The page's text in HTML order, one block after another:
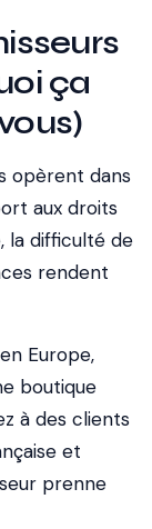
ça
opèrent dans
aux droits
la difficulté de
rendent
Europe,
boutique
à des clients
et
prenne